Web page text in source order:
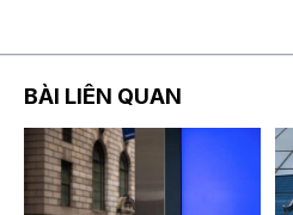
BÀI LIÊN QUAN